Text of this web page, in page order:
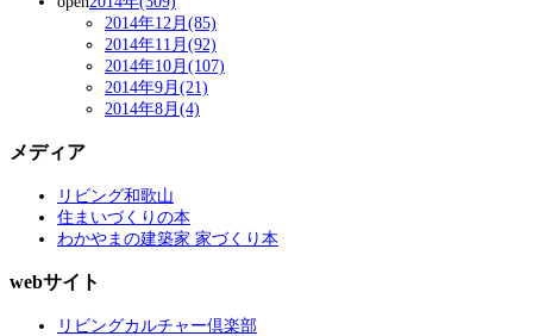
2014年12月(85)
2014年11月(92)
2014年10月(107)
2014年9月(21)
2014年8月(4)
メディア
リビング和歌山
住まいづくりの本
わかやまの建築家 家づくり本
webサイト
リビングカルチャー倶楽部